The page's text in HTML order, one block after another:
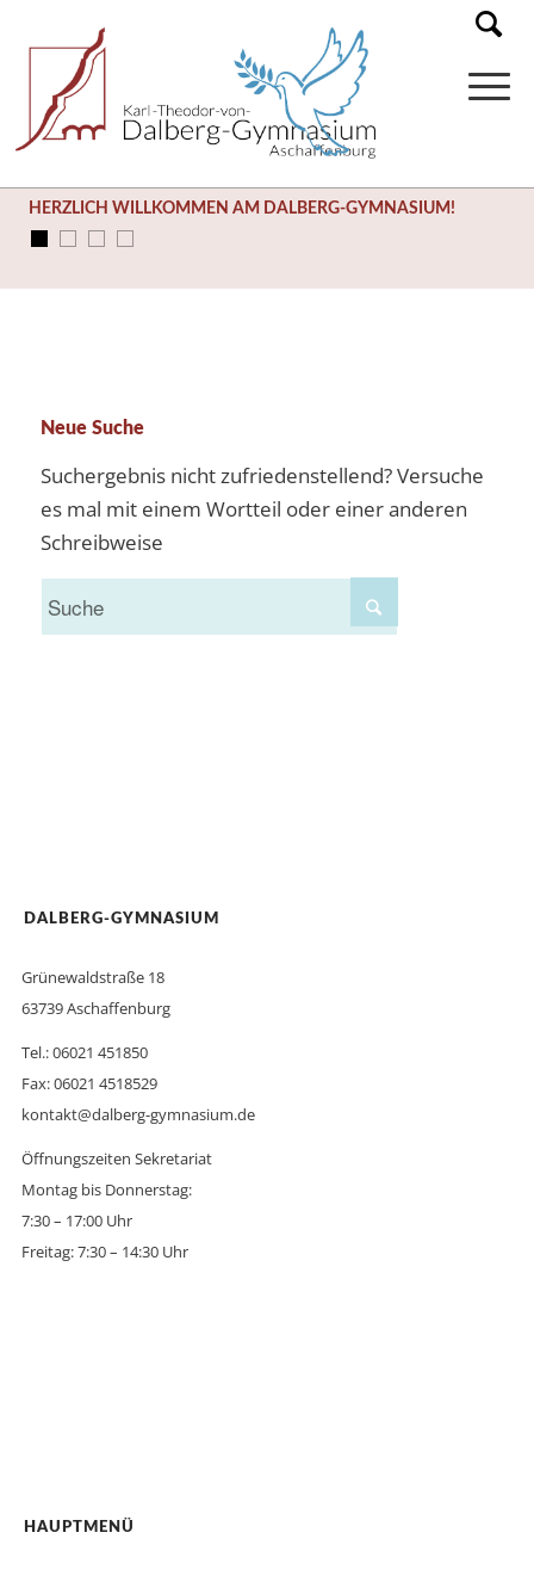
HERZLICH WILLKOMMEN AM DALBERG-GYMNASIUM!
Neue Suche
Suchergebnis nicht zufriedenstellend? Versuche
es mal mit einem Wortteil oder einer anderen
Schreibweise
DALBERG-GYMNASIUM
Grünewaldstraße 18
63739 Aschaffenburg
Tel.: 06021 451850
Fax: 06021 4518529
kontakt@dalberg-gymnasium.de
Öffnungszeiten Sekretariat
Montag bis Donnerstag:
7:30 – 17:00 Uhr
Freitag: 7:30 – 14:30 Uhr
HAUPTMENÜ